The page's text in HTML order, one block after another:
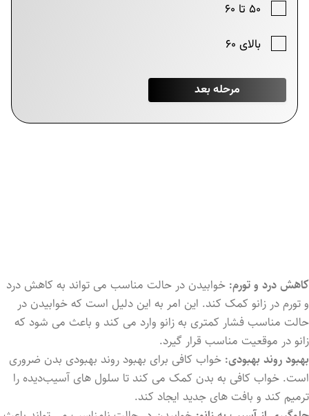
کاهش درد و تورم: خوابیدن در حالت مناسب می‌ تواند به کاهش درد
و تورم در زانو کمک کند. این امر به این دلیل است که خوابیدن در
حالت مناسب فشار کمتری به زانو وارد می ‌کند و باعث می ‌شود که
زانو در موقعیت مناسب قرار گیرد.
بهبود روند بهبودی: خواب کافی برای بهبود روند بهبودی بدن ضروری
است. خواب کافی به بدن کمک می‌ کند تا سلول ‌های آسیب‌دیده را
ترمیم کند و بافت ‌های جدید ایجاد کند.